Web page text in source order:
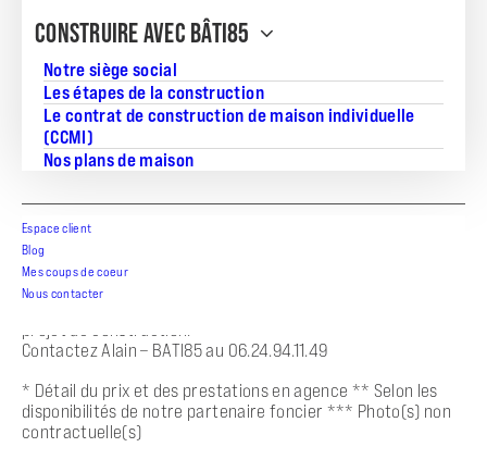
CONSTRUIRE AVEC BÂTI85
Notre siège social
Les étapes de la construction
Le contrat de construction de maison individuelle
(CCMI)
Nos plans de maison
Espace client
Blog
Mes coups de coeur
Nous contacter
Projet de construction d’une maison avec terrain à PALLUAU
(85) sur une parcelle de 350 m².
BATI85 vous propose de réaliser cette maison neuve;
BATI85 vous propose les prestations suivantes :
– Plan sur-mesure et personnalisé.
– Mode de chauffage au choix
– Grands choix d’équipements et de prestations
– Accompagnement dans le choix et l’acquisition du terrain
–
Construction conforme à la nouvelle RE 2020
projet de construction.
Contactez Alain – BATI85 au 06.24.94.11.49
* Détail du prix et des prestations en agence ** Selon les
disponibilités de notre partenaire foncier *** Photo(s) non
contractuelle(s)